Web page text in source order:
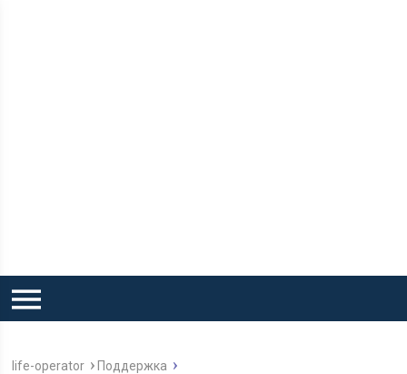
life-operator Поддержка